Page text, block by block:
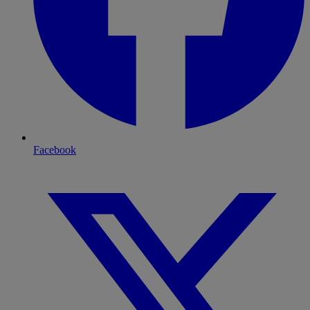
Facebook